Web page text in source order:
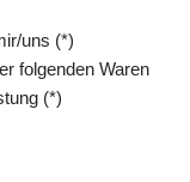
uns (*)
folgenden Waren
(*)